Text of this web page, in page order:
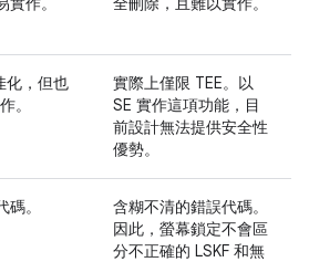
化，但也
。
實際上僅限 TEE。以
SE 實作這項功能，目
前設計無法提供安全性
優勢。
。
含糊不清的錯誤代碼。
因此，螢幕鎖定不會區
分不正確的 LSKF 和無